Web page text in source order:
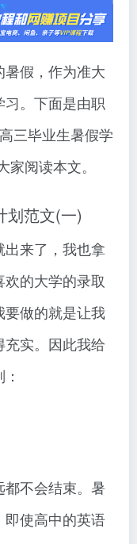
假，作为准大
。下面是由职
三毕业生暑假学
阅读本文。
划范文(一)
来了，我也拿
的大学的录取
做的就是让我
实。因此我给
不会结束。暑
使高中的英语